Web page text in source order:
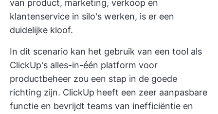
van product, marketing, verkoop en
klantenservice in silo's werken, is er een
duidelijke kloof.
In dit scenario kan het gebruik van een tool als
ClickUp's alles-in-één platform voor
productbeheer zou een stap in de goede
richting zijn. ClickUp heeft een zeer aanpasbare
functie en bevrijdt teams van inefficiëntie en